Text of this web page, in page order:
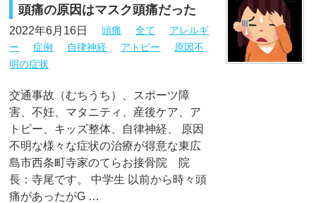
頭痛の原因はマスク頭痛だった
2022年6月16日 頭痛 全て
アレルギ
ー
症例 自律神経 アトピー
原因不
明の症状
交通事故（むちうち）、スポーツ障
害、不妊、マタニティ、産後ケア、ア
トピー、キッズ整体、自律神経、 原因
不明な様々な症状の治療が得意な東広
島市西条町寺家のてらお接骨院 院
長：寺尾です。 中学生 以前から時々頭
痛があったがG …